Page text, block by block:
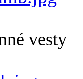
vesty